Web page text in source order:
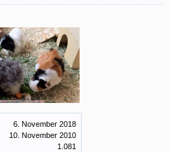
6. November 2018
10. November 2010
1.081